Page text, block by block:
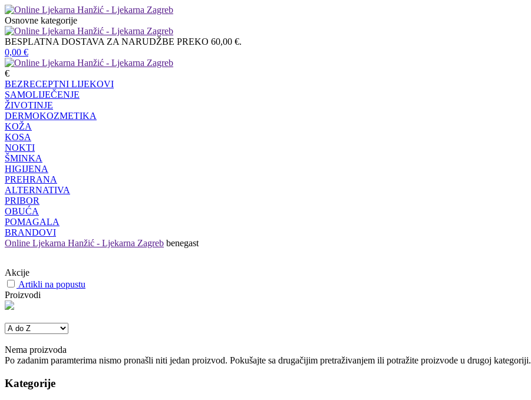
Osnovne kategorije
BESPLATNA DOSTAVA ZA NARUDŽBE PREKO 60,00 €.
0,00 €
€
BEZRECEPTNI LIJEKOVI
SAMOLIJEČENJE
ŽIVOTINJE
DERMOKOZMETIKA
KOŽA
KOSA
NOKTI
ŠMINKA
HIGIJENA
PREHRANA
ALTERNATIVA
PRIBOR
OBUĆA
POMAGALA
BRANDOVI
Online Ljekarna Hanžić - Ljekarna Zagreb benegast
Akcije
Artikli na popustu
Proizvodi
Nema proizvoda
Po zadanim paramterima nismo pronašli niti jedan proizvod. Pokušajte sa drugačijim pretraživanjem ili potražite proizvode u drugoj kategoriji.
Kategorije